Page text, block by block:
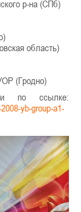
р-на (СПб)
область)
(Гродно)
по ссылке:
yb-group-a1-